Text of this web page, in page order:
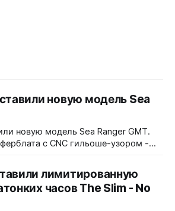
новую модель Sea
новую модель Sea Ranger GMT.
с CNC гильоше-узором -
варианта. Заводная коронка
300 метров.
с AR-покрытием, FKM-ремешок, 7
на циферблате,
лимитированную
часов The Slim - No